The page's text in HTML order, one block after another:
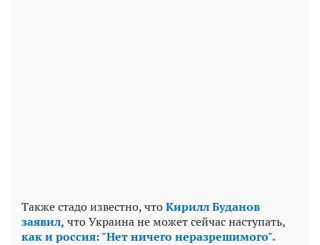
Также стадо известно, чтоКирилл Буданов
заявил, что Украина не может сейчас наступать,
как и россия: "Нет ничего неразрешимого".